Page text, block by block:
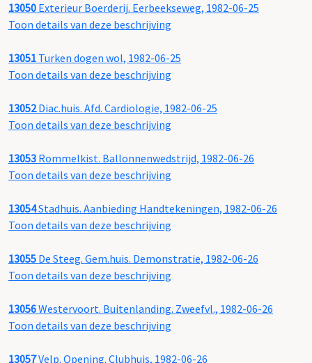
13050 Exterieur Boerderij. Eerbeekseweg, 1982-06-25
Toon details van deze beschrijving
13051 Turken dogen wol, 1982-06-25
Toon details van deze beschrijving
13052Diac.huis. Afd. Cardiologie, 1982-06-25
Toon details van deze beschrijving
13053 Rommelkist. Ballonnenwedstrijd, 1982-06-26
Toon details van deze beschrijving
13054Stadhuis. Aanbieding Handtekeningen, 1982-06-26
Toon details van deze beschrijving
13055 De Steeg. Gem.huis. Demonstratie, 1982-06-26
Toon details van deze beschrijving
13056Westervoort. Buitenlanding. Zweefvl., 1982-06-26
Toon details van deze beschrijving
13057Velp. Opening. Clubhuis, 1982-06-26